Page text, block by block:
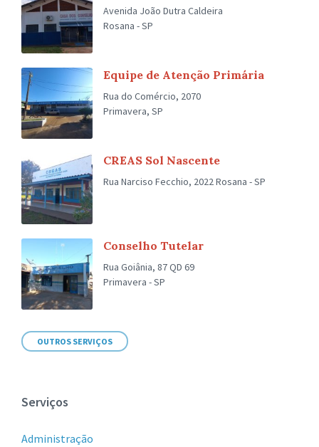
Avenida João Dutra Caldeira
Rosana - SP
Equipe de Atenção Primária
Rua do Comércio, 2070
Primavera, SP
CREAS Sol Nascente
Rua Narciso Fecchio, 2022 Rosana - SP
Conselho Tutelar
Rua Goiânia, 87 QD 69
Primavera - SP
OUTROS SERVIÇOS
Serviços
Administração